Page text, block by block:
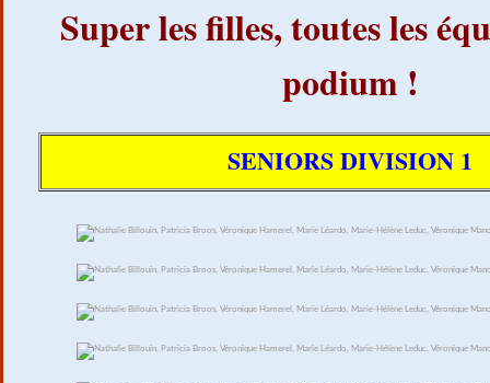
Super les filles, toutes les
podium !
SENIORS DIVISION 1